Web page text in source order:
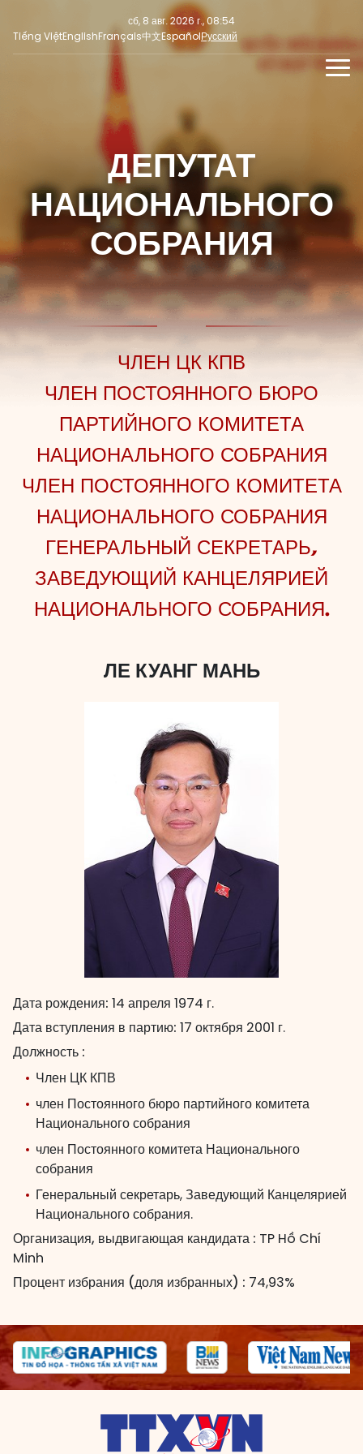
сб, 8 авг. 2026 г., 08:54
Tiếng ViệtEnglishFrançais中文EspañolРусский
Последние новости
Фокус внимания
Мнение
МУЛЬТИМЕДИА
СОЦИАЛЬНЫЕ НОВОСТИ
ПРЕСС-РЕЛИЗДЕПУТАТ
НАЦИОНАЛЬНОГО
СОБРАНИЯ
ЧЛЕН ЦК КПВ
ЧЛЕН ПОСТОЯННОГО БЮРО
ПАРТИЙНОГО КОМИТЕТА
НАЦИОНАЛЬНОГО СОБРАНИЯ
ЧЛЕН ПОСТОЯННОГО КОМИТЕТА
НАЦИОНАЛЬНОГО СОБРАНИЯ
ГЕНЕРАЛЬНЫЙ СЕКРЕТАРЬ,
ЗАВЕДУЮЩИЙ КАНЦЕЛЯРИЕЙ
НАЦИОНАЛЬНОГО СОБРАНИЯ.
ЛЕ КУАНГ МАНЬ
Дата рождения: 14 апреля 1974 г.
Дата вступления в партию: 17 октября 2001 г.
Должность :
Член ЦК КПВ
член Постоянного бюро партийного комитета
Национального собрания
член Постоянного комитета Национального
собрания
Генеральный секретарь, Заведующий Канцелярией
Национального собрания.
Организация, выдвигающая кандидата : TP Hồ Chí
Minh
Процент избрания (доля избранных) : 74,93%